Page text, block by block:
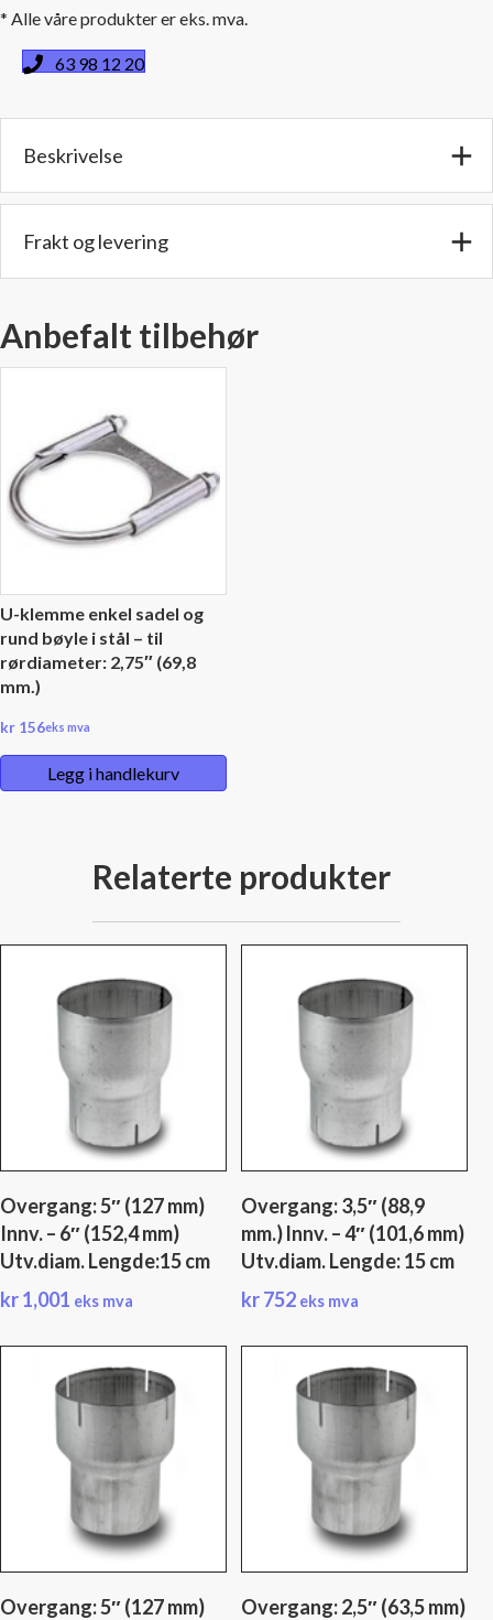
mm)
lnnv
mm)
diam.
cm.
antall
* Alle våre produkter er eks. mva.
63 98 12 20
Beskrivelse
Frakt og levering
Anbefalt tilbehør
U-klemme enkel sadel og
rund bøyle i stål – til
rørdiameter: 2,75″ (69,8
mm.)
kr 156eks mva
Legg i handlekurv
Relaterte produkter
Overgang: 5″ (127 mm)
Innv. – 6″ (152,4 mm)
Utv.diam. Lengde:15 cm
kr1,001 eks mva
Overgang: 3,5″ (88,9
mm.) lnnv. – 4″ (101,6 mm)
Utv.diam. Lengde: 15 cm
kr752 eks mva
Overgang: 5″ (127 mm)
Overgang: 2,5″ (63,5 mm)